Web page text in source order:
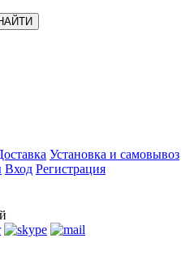
Установка и самовывоз
Вход Регистрация